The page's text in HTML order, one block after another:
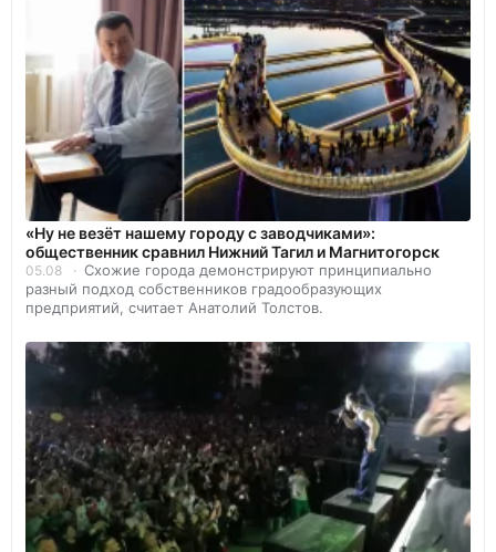
«Ну не везёт нашему городу с заводчиками»:
общественник сравнил Нижний Тагил и Магнитогорск
05.08
Схожие города демонстрируют принципиально
разный подход собственников градообразующих
предприятий, считает Анатолий Толстов.